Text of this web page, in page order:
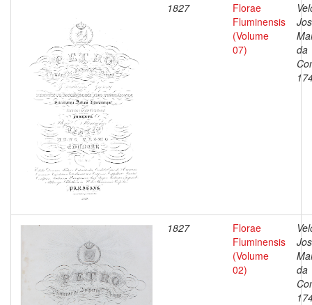
1827
Florae
Fluminensis
(Volume
07)
da
1827
Florae
Fluminensis
(Volume
02)
da